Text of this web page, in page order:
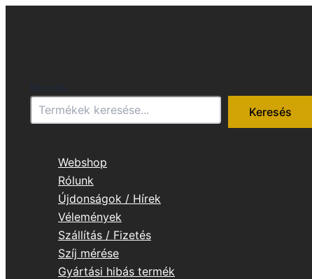
Keresés
Webshop
Rólunk
Újdonságok / Hírek
Vélemények
Szállítás / Fizetés
Szíj mérése
Gyártási hibás termék